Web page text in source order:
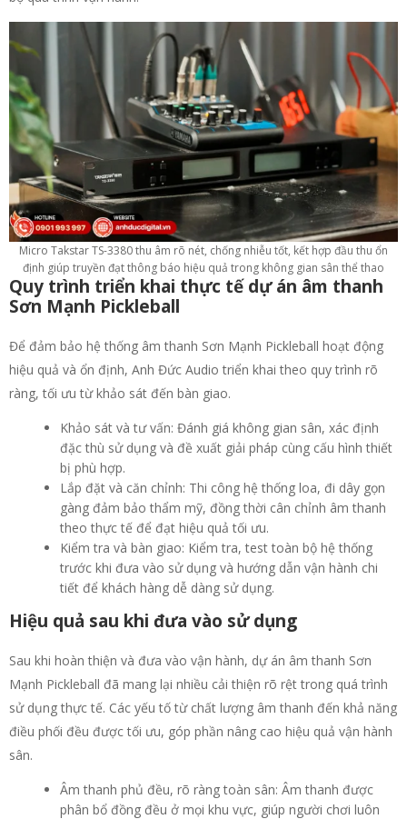
Micro Takstar TS-3380 thu âm rõ nét, chống nhiễu tốt, kết hợp đầu thu ổn
định giúp truyền đạt thông báo hiệu quả trong không gian sân thể thao
Quy trình triển khai thực tế dự án âm thanh
Sơn Mạnh Pickleball
Để đảm bảo hệ thống âm thanh Sơn Mạnh Pickleball hoạt động
hiệu quả và ổn định, Anh Đức Audio triển khai theo quy trình rõ
ràng, tối ưu từ khảo sát đến bàn giao.
Khảo sát và tư vấn: Đánh giá không gian sân, xác định
đặc thù sử dụng và đề xuất giải pháp cùng cấu hình thiết
bị phù hợp.
Lắp đặt và căn chỉnh: Thi công hệ thống loa, đi dây gọn
gàng đảm bảo thẩm mỹ, đồng thời cân chỉnh âm thanh
theo thực tế để đạt hiệu quả tối ưu.
Kiểm tra và bàn giao: Kiểm tra, test toàn bộ hệ thống
trước khi đưa vào sử dụng và hướng dẫn vận hành chi
tiết để khách hàng dễ dàng sử dụng.
Hiệu quả sau khi đưa vào sử dụng
Sau khi hoàn thiện và đưa vào vận hành, dự án âm thanh Sơn
Mạnh Pickleball đã mang lại nhiều cải thiện rõ rệt trong quá trình
sử dụng thực tế. Các yếu tố từ chất lượng âm thanh đến khả năng
điều phối đều được tối ưu, góp phần nâng cao hiệu quả vận hành
sân.
Âm thanh phủ đều, rõ ràng toàn sân: Âm thanh được
phân bổ đồng đều ở mọi khu vực, giúp người chơi luôn